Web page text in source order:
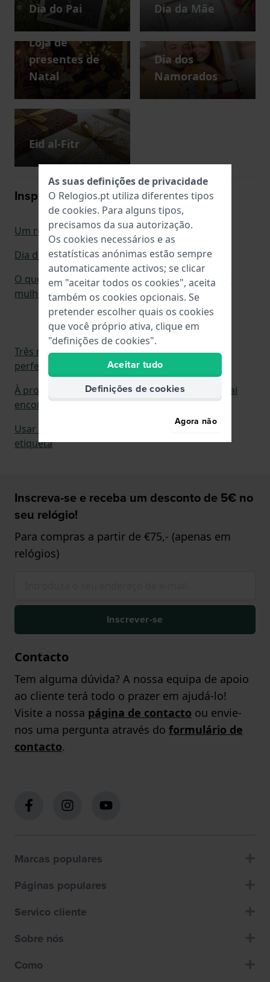
Dia do Pai Dia da Mãe
Loja de
presentes de
Natal
Dia dos
Namorados
Eid al-Fitr
Inspiração para Presentes
Um relógio é uma prenda adequada para...?
Dia do Pai: dê ao seu pai a prenda do tempo
O que procurar quando comprar um relógio de
mulher
Três razões pelas quais um relógio é a prenda
perfeita para o Dia dos Namorados
À procura de uma prenda? Com estas 4 dicas, vai
encontrar o relógio perfeito
Usar um relógio num casamento: as regras de
etiqueta
Inscreva-se e receba um desconto de 5€ no
seu relógio!
Para compras a partir de €75,- (apenas em
relógios)
Inscrever-se
Contacto
Tem alguma dúvida? A nossa equipa de apoio
ao cliente terá todo o prazer em ajudá-lo!
Visite a nossa página de contacto ou envie-
nos uma pergunta através do formulário de
contacto.
Marcas populares
Páginas populares
Servico cliente
Sobre nós
Como
As suas definições de privacidade
O Relogios.pt utiliza diferentes tipos
de cookies. Para alguns tipos,
precisamos da sua autorização.
Os cookies necessários e as
estatísticas anónimas estão sempre
automaticamente activos; se clicar
em "aceitar todos os cookies", aceita
também os cookies opcionais. Se
pretender escolher quais os cookies
que você próprio ativa, clique em
"definições de cookies".
Aceitar tudo
Definições de cookies
Agora não